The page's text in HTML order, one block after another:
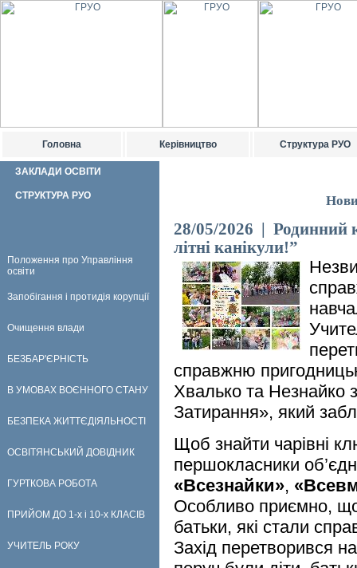
Головна Керівництво Структура РУО
ЗАКЛАДИ ОСВІТИ
СТРУКТУРА РУО
Положення про Управління
освіти
Запобігання і протидія корупції
Очищення влади
БЕЗБАР'ЄРНІСТЬ
В УМОВАХ ВОЄННОГО СТАНУ
БЕЗПЕКА ЖИТТЄДІЯЛЬНОСТІ
ОСВІТЯНСЬКИЙ ДОВІДНИК
ГУРТКОВА РОБОТА
ПРИЙОМ ДО 1-х і 10-х КЛАСІВ
УЧИТЕЛЬ РОКУ
28/05/2026 | Родинний
літні канікули!”
справжню
Хвалько та Незнайко
Затирання», який
Щоб знайти чарівні
першокласники
«Всезнайки»,
Особливо приємно,
батьки, які стали
Захід перетворився